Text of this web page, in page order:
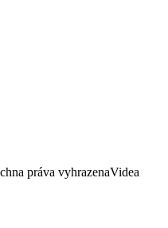
práva vyhrazenaVidea